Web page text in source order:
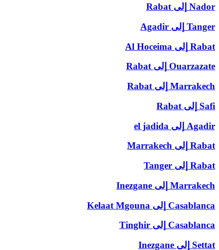
Nador إلى Rabat
Tanger إلى Agadir
Rabat إلى Al Hoceima
Ouarzazate إلى Rabat
Marrakech إلى Rabat
Safi إلى Rabat
Agadir إلى el jadida
Rabat إلى Marrakech
Rabat إلى Tanger
Marrakech إلى Inezgane
Casablanca إلى Kelaat Mgouna
Casablanca إلى Tinghir
Settat إلى Inezgane